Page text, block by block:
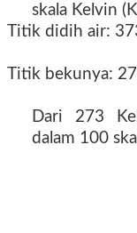
skala Kelvin
Titik didih air:
Titik bekunya:
Dari 273
dalam 100